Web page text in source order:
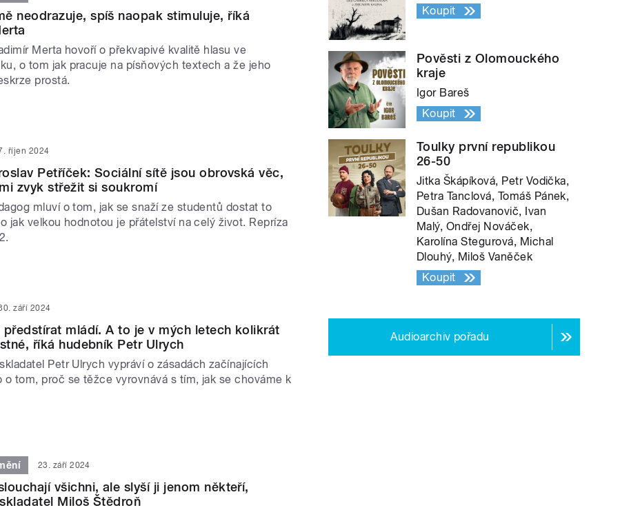
neodrazuje, spíš naopak stimuluje, říká
Merta hovoří o překvapivé kvalitě hlasu ve
o tom jak pracuje na písňových textech a že jeho
prostá.
říjen 2024
Petříček: Sociální sítě jsou obrovská věc,
zvyk střežit si soukromí
mluví o tom, jak se snaží ze studentů dostat to
jak velkou hodnotou je přátelství na celý život. Repríza
září 2024
předstírat mládí. A to je v mých letech kolikrát
říká hudebník Petr Ulrych
Petr Ulrych vypráví o zásadách začínajících
o tom, proč se těžce vyrovnává s tím, jak se chováme k
23. září 2024
všichni, ale slyší ji jenom někteří,
Miloš Štědroň
Koupit
Pověsti z Olomouckého
kraje
Igor Bareš
Koupit
Toulky první republikou
26-50
Jitka Škápíková, Petr Vodička,
Petra Tanclová, Tomáš Pánek,
Dušan Radovanovič, Ivan
Malý, Ondřej Nováček,
Karolína Stegurová, Michal
Dlouhý, Miloš Vaněček
Koupit
Audioarchiv pořadu